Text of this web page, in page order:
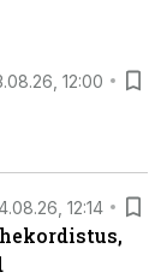
12:00
12:14